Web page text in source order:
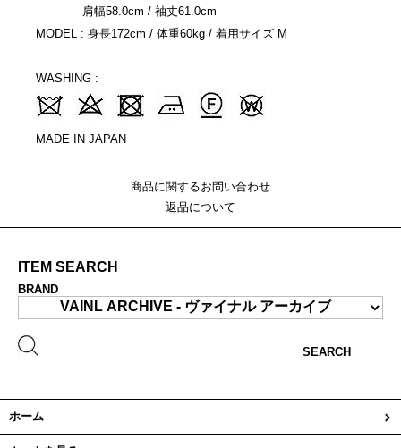
肩幅58.0cm / 袖丈61.0cm
MODEL : 身長172cm / 体重60kg / 着用サイズ M
WASHING :
MADE IN JAPAN
商品に関するお問い合わせ
返品について
ITEM SEARCH
BRAND
SEARCH
ホーム